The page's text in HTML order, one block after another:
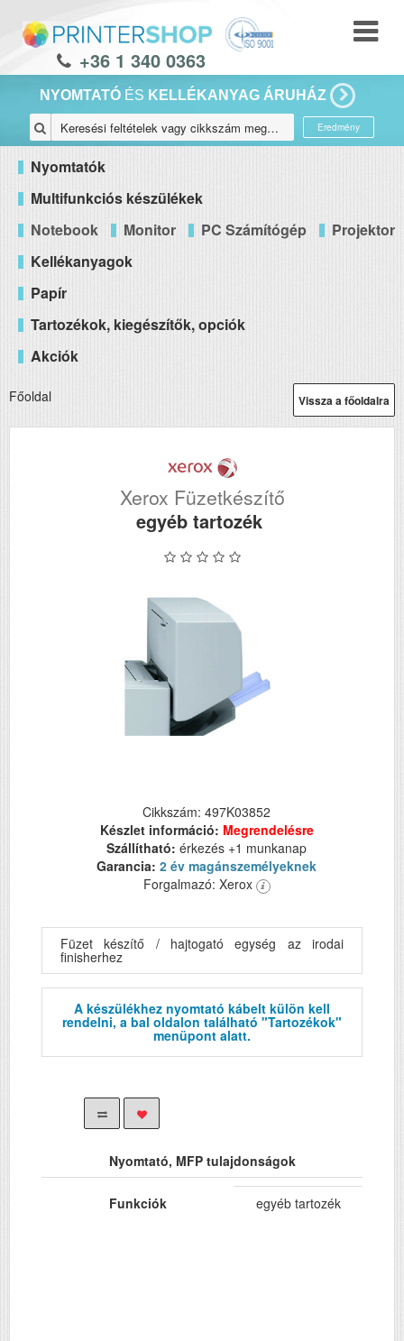
+36 1 340 0363
NYOMTATÓ ÉS KELLÉKANYAG ÁRUHÁZ
Eredmény
Nyomtatók
Multifunkciós készülékek
Notebook
Monitor PC Számítógép
Projektor
Kellékanyagok
Papír
Tartozékok, kiegészítők, opciók
Akciók
Vissza a főoldalra
Főoldal
Xerox Füzetkészítő
egyéb tartozék
Cikkszám: 497K03852
Készlet információ: Megrendelésre
Szállítható: érkezés +1 munkanap
Garancia: 2 év magánszemélyeknek
Forgalmazó: Xerox
Füzet készítő / hajtogató egység az irodai
finisherhez
A készülékhez nyomtató kábelt külön kell
rendelni, a bal oldalon található "Tartozékok"
menüpont alatt.
Nyomtató, MFP tulajdonságok
Funkciók egyéb tartozék